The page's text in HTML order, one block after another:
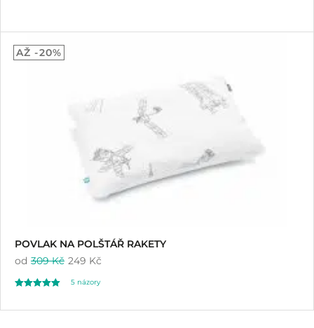
AŽ -20%
POVLAK NA POLŠTÁŘ RAKETY
od
249 Kč
309 Kč
5 názory